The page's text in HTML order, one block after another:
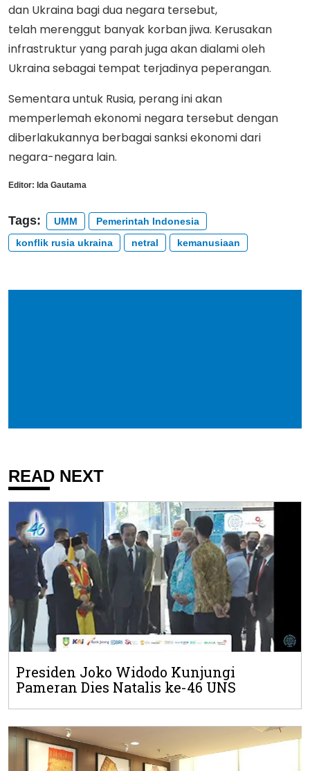
dan Ukraina bagi dua negara tersebut,
telah merenggut banyak korban jiwa. Kerusakan
infrastruktur yang parah juga akan dialami oleh
Ukraina sebagai tempat terjadinya peperangan.
Sementara untuk Rusia, perang ini akan
memperlemah ekonomi negara tersebut dengan
diberlakukannya berbagai sanksi ekonomi dari
negara-negara lain.
Editor: Ida Gautama
Tags: UMM
Pemerintah Indonesia
konflik rusia ukraina
netral kemanusiaan
READ NEXT
Presiden Joko Widodo Kunjungi
Pameran Dies Natalis ke-46 UNS